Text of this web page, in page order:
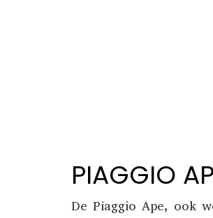
PIAGGIO
De Piaggio Ape, ook